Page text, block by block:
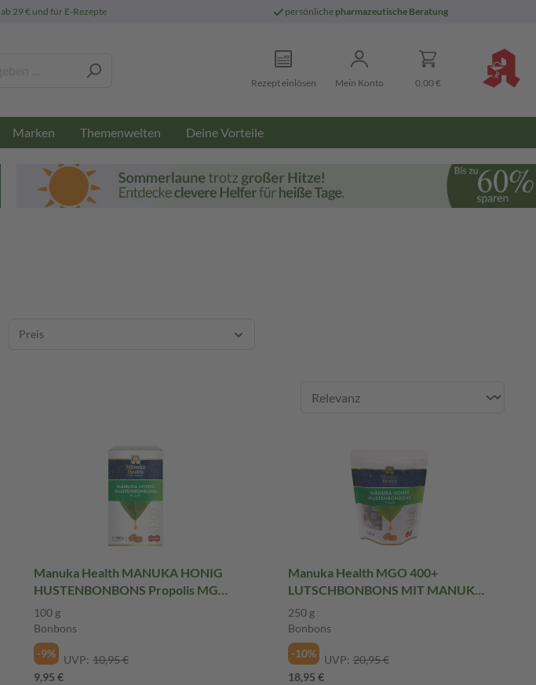
ab 29 € und für E-Rezepte persönliche pharmazeutische Beratung
Rezept einlösen Mein Konto 0,00 €
Marken Themenwelten Deine Vorteile
Preis
Manuka Health MANUKA HONIG
HUSTENBONBONS Propolis MGO
400+ 100 g Bonbons
100 g
Bonbons
-9%
UVP: 10,95 €
9,95 €
Manuka Health MGO 400+
LUTSCHBONBONS MIT MANUKA
HONIG 250 g Bonbons
250 g
Bonbons
-10%
UVP: 20,95 €
18,95 €